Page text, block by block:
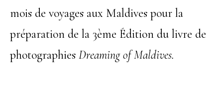
mois de voyages aux Maldives pour la
préparation de la 3ème Édition du livre de
photographies Dreaming of Maldives.